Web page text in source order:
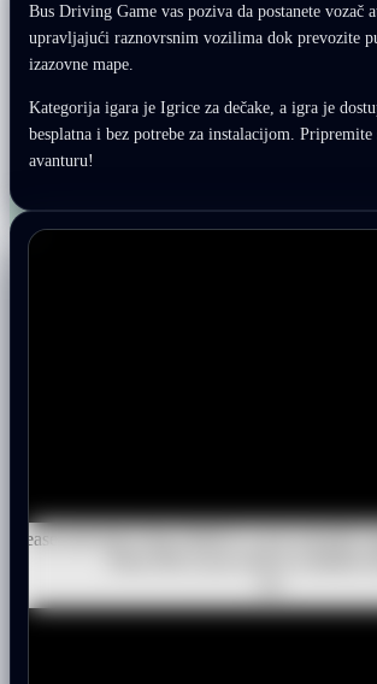
Bus Driving Game vas poziva da postanete vozač
upravljajući raznovrsnim vozilima dok prevozite
izazovne mape.
Kategorija igara je Igrice za dečake, a igra je
besplatna i bez potrebe za instalacijom. Pripremite
avanturu!